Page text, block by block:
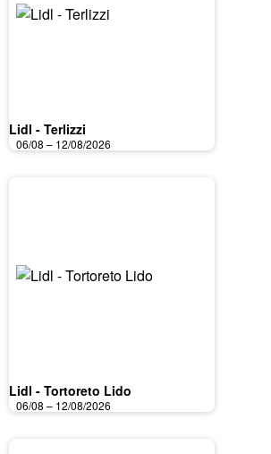
Lidl - Terlizzi
06/08 – 12/08/2026
Lidl - Tortoreto Lido
06/08 – 12/08/2026